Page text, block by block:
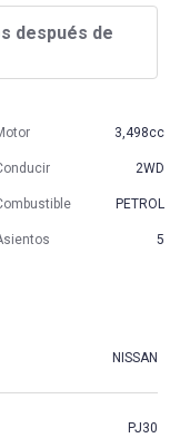
después de
3,498cc
2WD
PETROL
5
NISSAN
PJ30